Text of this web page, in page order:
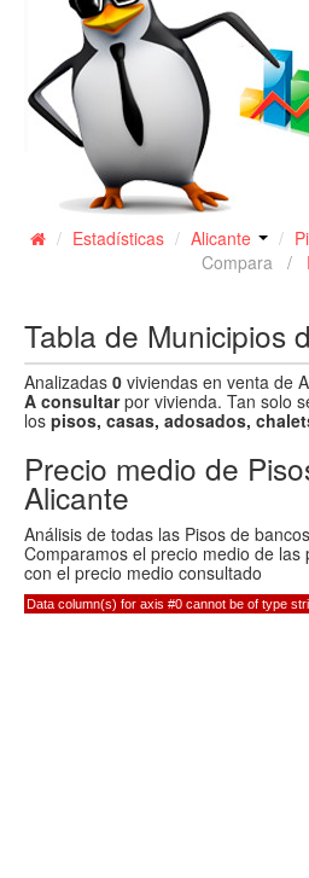
Contacto
/ Estadísticas / Alicante /
Compara /
Tabla de Municipios
Analizadas 0 viviendas en venta de
A consultarpor vivienda. Tan solo
los pisos, casas, adosados,
Precio medio de
Alicante
Análisis de todas las Pisos de
Comparamos el precio medio de
con el precio medio consultado
Data column(s) for axis #0 cannot be of type